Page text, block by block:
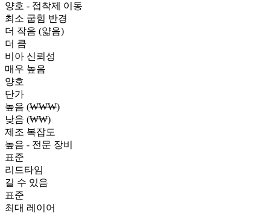
양호 - 접착제 이동
최소 굽힘 반경
더 작음 (얇음)
더 큼
비아 신뢰성
매우 높음
양호
단가
높음 (₩₩₩)
낮음 (₩₩)
제조 복잡도
높음 - 전문 장비
표준
리드타임
길 수 있음
표준
최대 레이어